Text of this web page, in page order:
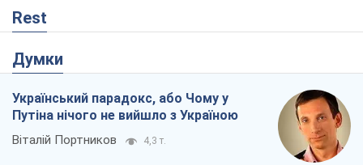
Rest
Думки
Український парадокс, або Чому у
Путіна нічого не вийшло з Україною
Віталій Портников 4,3 т.